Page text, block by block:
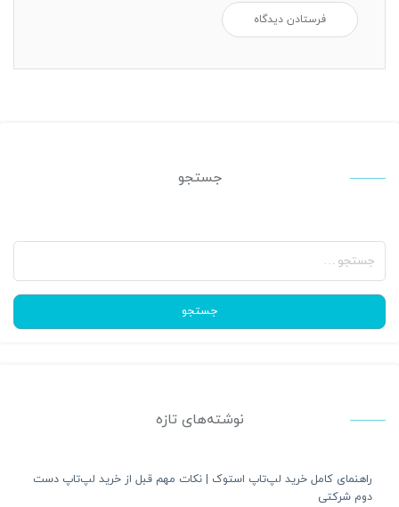
جستجو
جستجو
برای:
جستجو
نوشته‌های تازه
راهنمای کامل خرید لپ‌تاپ استوک | نکات مهم قبل از خرید لپ‌تاپ دست
دوم شرکتی